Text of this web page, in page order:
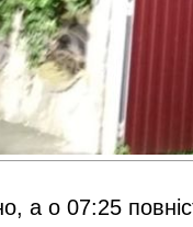
а о 07:25